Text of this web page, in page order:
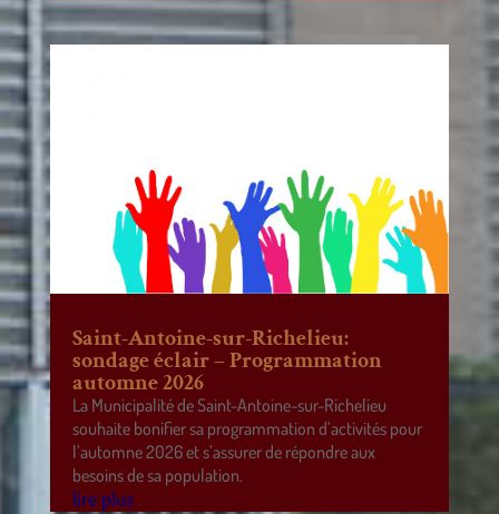
Saint-Antoine-sur-Richelieu:
sondage éclair – Programmation
automne 2026
La Municipalité de Saint-Antoine-sur-Richelieu
souhaite bonifier sa programmation d’activités pour
l’automne 2026 et s’assurer de répondre aux
besoins de sa population.
lire plus